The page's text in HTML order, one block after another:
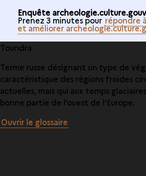
Enquête
Prenez 3 minutes pour répondre
et améliorer
Toundra
Terme russe désignant un type de
caractéristique des régions froides
actuelles, mais qui aux temps
bonne partie de l’ouest de l’Europe.
Ouvrir le glossaire